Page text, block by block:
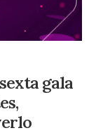
gala